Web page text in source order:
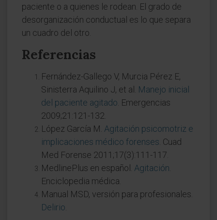
paciente o a quienes le rodean. El grado de
desorganización conductual es lo que separa
un cuadro del otro.
Referencias
Fernández-Gallego V, Murcia Pérez E,
Sinisterra Aquilino J, et al. Manejo inicial
del paciente agitado . Emergencias
2009;21:121-132.
López García M. Agitación psicomotriz e
implicaciones médico forenses . Cuad
Med Forense 2011;17(3):111-117.
MedlinePlus en español. Agitación
Enciclopedia médica.
Manual MSD, versión para profesionales.
Delirio